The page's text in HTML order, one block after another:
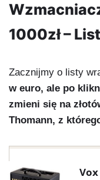
1000zł –
Zacznijmy o listy
w euro, ale po
zmieni się na
Thomann, z
Vox